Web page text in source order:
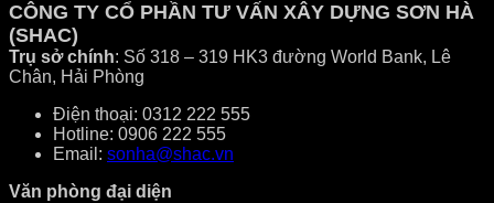
CÔNG TY CỔ PHẦN TƯ VẤN XÂY DỰNG SƠN HÀ
(SHAC)
Trụ sở chính: Số 318 – 319 HK3 đường World Bank, Lê
Chân, Hải Phòng
Điện thoại: 0312 222 555
Hotline: 0906 222 555
Email: sonha@shac.vn
Văn phòng đại diện